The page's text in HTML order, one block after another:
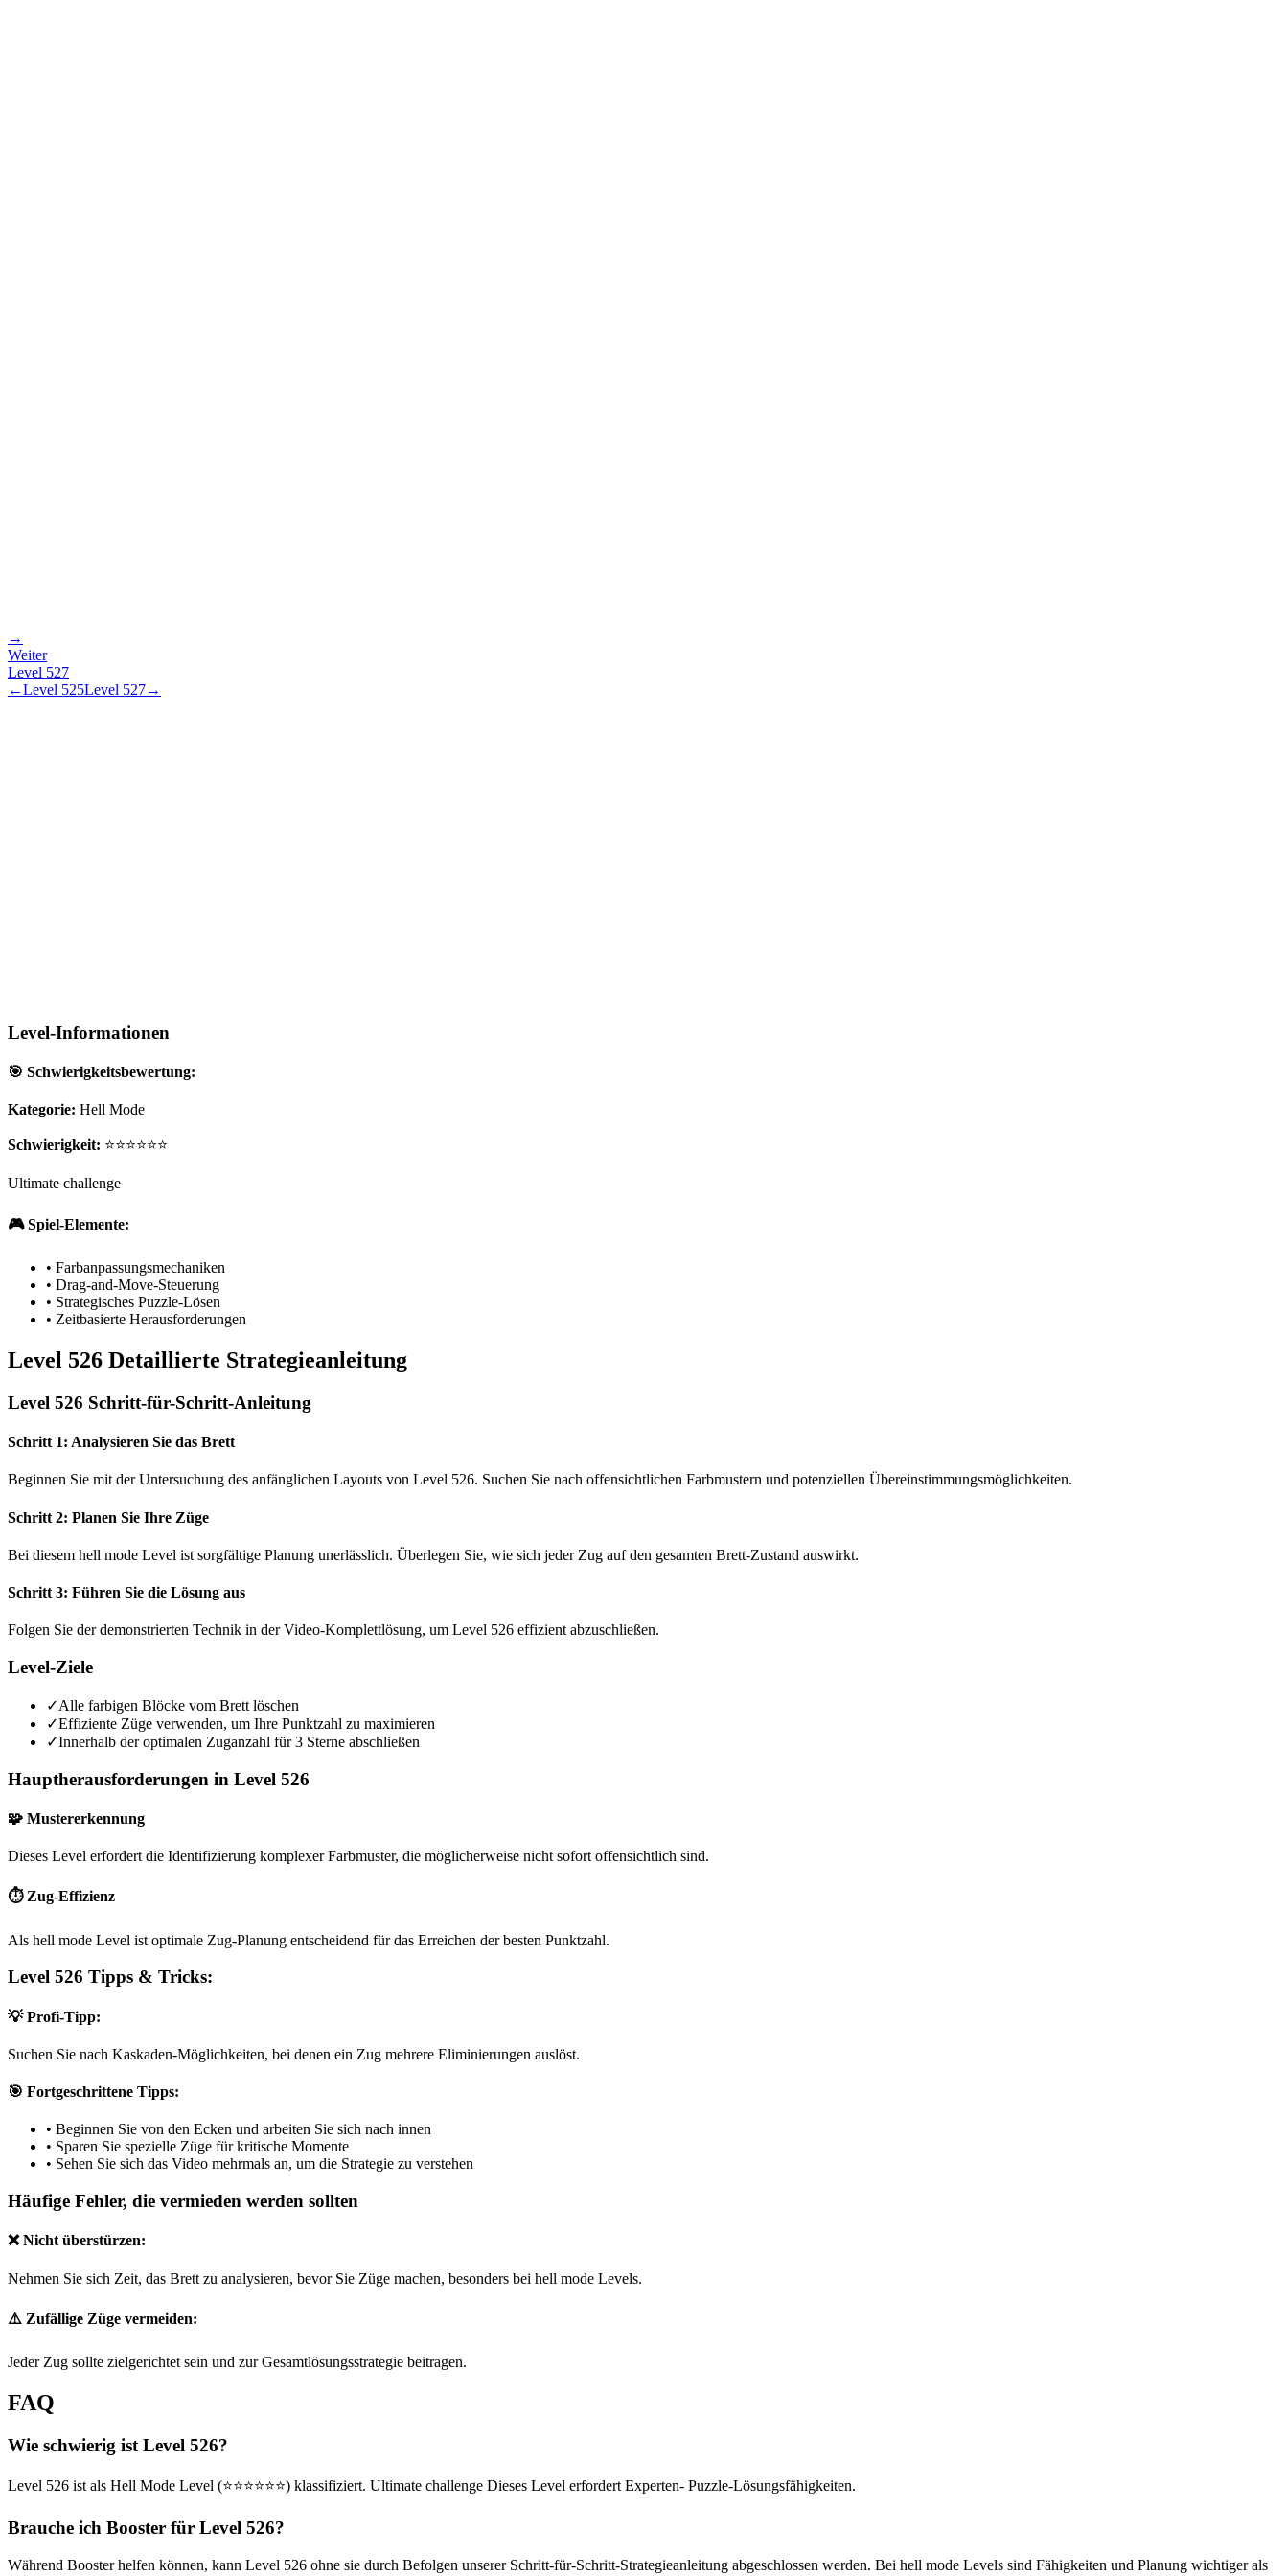
→
Weiter
Level 527
←Level 525Level 527→
Level-Informationen
🎯 Schwierigkeitsbewertung:
Kategorie: Hell Mode
Schwierigkeit: ⭐⭐⭐⭐⭐⭐
Ultimate challenge
🎮 Spiel-Elemente:
• Farbanpassungsmechaniken
• Drag-and-Move-Steuerung
• Strategisches Puzzle-Lösen
• Zeitbasierte Herausforderungen
Level 526 Detaillierte Strategieanleitung
Level 526 Schritt-für-Schritt-Anleitung
Schritt 1: Analysieren Sie das Brett
Beginnen Sie mit der Untersuchung des anfänglichen Layouts von Level 526. Suchen Sie nach offensichtlichen Farbmustern und potenziellen Übereinstimmungsmöglichkeiten.
Schritt 2: Planen Sie Ihre Züge
Bei diesem hell mode Level ist sorgfältige Planung unerlässlich. Überlegen Sie, wie sich jeder Zug auf den gesamten Brett-Zustand auswirkt.
Schritt 3: Führen Sie die Lösung aus
Folgen Sie der demonstrierten Technik in der Video-Komplettlösung, um Level 526 effizient abzuschließen.
Level-Ziele
✓Alle farbigen Blöcke vom Brett löschen
✓Effiziente Züge verwenden, um Ihre Punktzahl zu maximieren
✓Innerhalb der optimalen Zuganzahl für 3 Sterne abschließen
Hauptherausforderungen in Level 526
🧩 Mustererkennung
Dieses Level erfordert die Identifizierung komplexer Farbmuster, die möglicherweise nicht sofort offensichtlich sind.
⏱️ Zug-Effizienz
Als hell mode Level ist optimale Zug-Planung entscheidend für das Erreichen der besten Punktzahl.
Level 526 Tipps & Tricks:
💡 Profi-Tipp:
Suchen Sie nach Kaskaden-Möglichkeiten, bei denen ein Zug mehrere Eliminierungen auslöst.
🎯 Fortgeschrittene Tipps:
• Beginnen Sie von den Ecken und arbeiten Sie sich nach innen
• Sparen Sie spezielle Züge für kritische Momente
• Sehen Sie sich das Video mehrmals an, um die Strategie zu verstehen
Häufige Fehler, die vermieden werden sollten
❌ Nicht überstürzen:
Nehmen Sie sich Zeit, das Brett zu analysieren, bevor Sie Züge machen, besonders bei hell mode Levels.
⚠️ Zufällige Züge vermeiden:
Jeder Zug sollte zielgerichtet sein und zur Gesamtlösungsstrategie beitragen.
FAQ
Wie schwierig ist Level 526?
Level 526 ist als Hell Mode Level (⭐⭐⭐⭐⭐⭐) klassifiziert. Ultimate challenge Dieses Level erfordert Experten- Puzzle-Lösungsfähigkeiten.
Brauche ich Booster für Level 526?
Während Booster helfen können, kann Level 526 ohne sie durch Befolgen unserer Schritt-für-Schritt-Strategieanleitung abgeschlossen werden. Bei hell mode Levels sind Fähigkeiten und Planung wichtiger als